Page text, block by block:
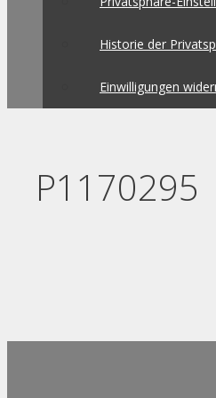
Historie der
Einwilligungen
P1170295